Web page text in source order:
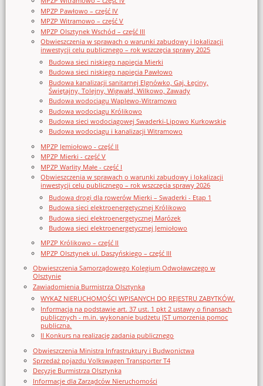
MPZP Pawłowo – część IV
MPZP Witramowo – część V
MPZP Olsztynek Wschód – część III
Obwieszczenia w sprawach o warunki zabudowy i lokalizacji
inwestycji celu publicznego – rok wszczęcia sprawy 2025
Budowa sieci niskiego napięcia Mierki
Budowa sieci niskiego napięcia Pawłowo
Budowa kanalizacji sanitarnej Elgnówko, Gaj, Łęciny,
Świętajny, Tolejny, Wigwałd, Wilkowo, Zawady
Budowa wodociągu Waplewo-Witramowo
Budowa wodociągu Królikowo
Budowa sieci wodociągowej Swaderki-Lipowo Kurkowskie
Budowa wodociągu i kanalizacji Witramowo
MPZP Jemiołowo - część II
MPZP Mierki - część V
MPZP Warlity Małe - część I
Obwieszczenia w sprawach o warunki zabudowy i lokalizacji
inwestycji celu publicznego – rok wszczęcia sprawy 2026
Budowa drogi dla rowerów Mierki – Swaderki - Etap 1
Budowa sieci elektroenergetycznej Królikowo
Budowa sieci elektroenergetycznej Marózek
Budowa sieci elektroenergetycznej Jemiołowo
MPZP Królikowo – część II
MPZP Olsztynek ul. Daszyńskiego – część III
Obwieszczenia Samorządowego Kolegium Odwoławczego w
Olsztynie
Zawiadomienia Burmistrza Olsztynka
WYKAZ NIERUCHOMOŚCI WPISANYCH DO REJESTRU ZABYTKÓW.
Informacja na podstawie art. 37 ust. 1 pkt 2 ustawy o finansach
publicznych - m.in. wykonanie budżetu JST umorzenia pomoc
publiczna.
II Konkurs na realizację zadania publicznego
Obwieszczenia Ministra Infrastruktury i Budwonictwa
Sprzedaż pojazdu Volkswagen Transporter T4
Decyzje Burmistrza Olsztynka
Informacje dla Zarządców Nieruchomości